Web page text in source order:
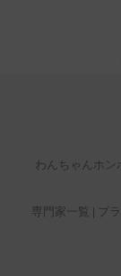
わんちゃんホン
専門家一覧
プ